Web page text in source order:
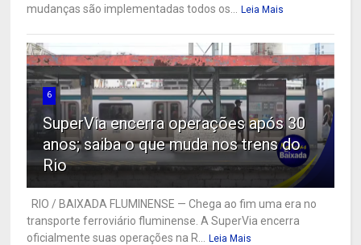
mudanças são implementadas todos os...
Leia Mais
6
SuperVia encerra operações após 30
anos; saiba o que muda nos trens do
Rio
RIO / BAIXADA FLUMINENSE — Chega ao fim uma era no
transporte ferroviário fluminense. A SuperVia encerra
oficialmente suas operações na R...
Leia Mais